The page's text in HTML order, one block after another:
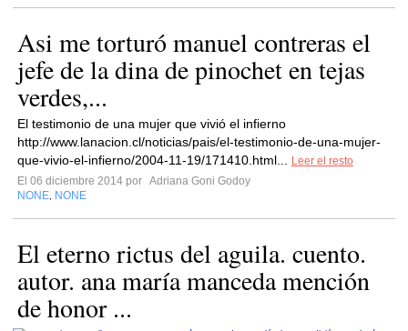
Asi me torturó manuel contreras el
jefe de la dina de pinochet en tejas
verdes,...
El testimonio de una mujer que vivió el infierno
http://www.lanacion.cl/noticias/pais/el-testimonio-de-una-mujer-
que-vivio-el-infierno/2004-11-19/171410.html...
Leer el resto
El 06 diciembre 2014 por Adriana Goni Godoy
NONE NONE
El eterno rictus del aguila. cuento.
autor. ana maría manceda mención
de honor ...